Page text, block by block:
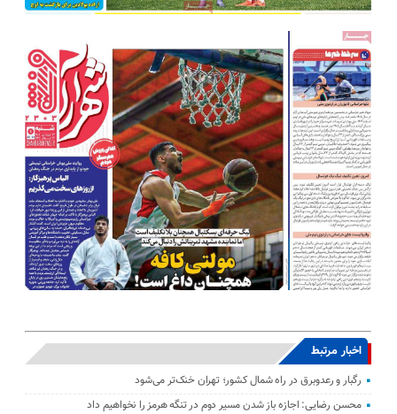
اخبار مرتبط
رگبار و رعدوبرق در راه شمال کشور؛ تهران خنک‌تر می‌شود
محسن رضایی: اجازه باز شدن مسیر دوم در تنگه هرمز را نخواهیم داد